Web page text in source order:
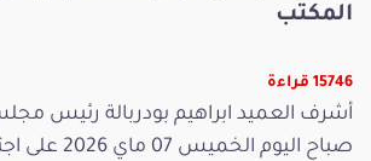
المكتب
15746 قراءة
أشرف العميد ابراهيم بودربالة رئيس
صباح اليوم